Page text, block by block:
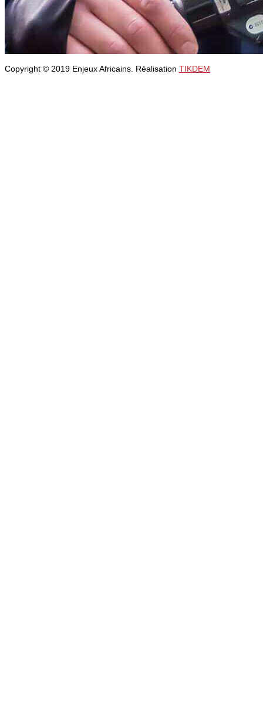
Copyright © 2019 Enjeux Africains. Réalisation TIKDEM